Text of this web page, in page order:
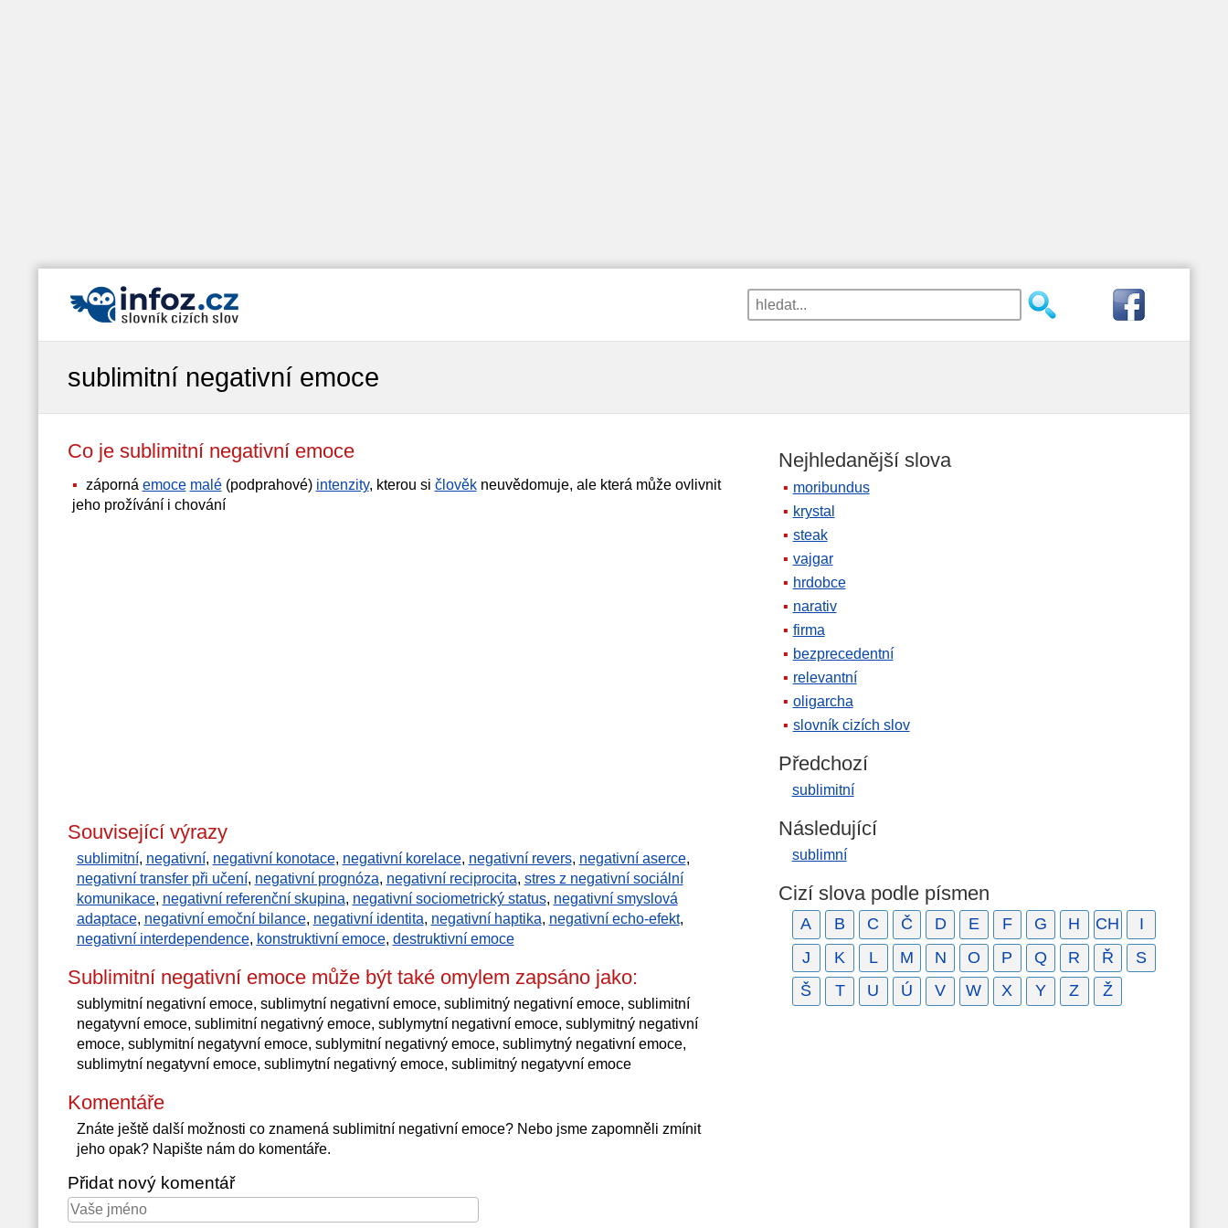
sublimitní negativní emoce
Co je sublimitní negativní emoce
záporná emoce malé(podprahové) intenzity, kterou si člověkneuvědomuje, ale která může ovlivnit
jeho prožívání i chování
Související výrazy
sublimitní, negativní, negativní konotace, negativní korelace, negativní revers, negativní aserce,
negativní transfer při učení, negativní prognóza, negativní reciprocita, stres z negativní sociální
komunikace, negativní referenční skupina, negativní sociometrický status, negativní smyslová
adaptace, negativní emoční bilance, negativní identita, negativní haptika, negativní echo-efekt,
negativní interdependence, konstruktivní emoce, destruktivní emoce
Sublimitní negativní emoce může být také omylem zapsáno jako:
sublymitní negativní emoce, sublimytní negativní emoce, sublimitný negativní emoce, sublimitní
negatyvní emoce, sublimitní negativný emoce, sublymytní negativní emoce, sublymitný negativní
emoce, sublymitní negatyvní emoce, sublymitní negativný emoce, sublimytný negativní emoce,
sublimytní negatyvní emoce, sublimytní negativný emoce, sublimitný negatyvní emoce
Komentáře
Znáte ještě další možnosti co znamená sublimitní negativní emoce? Nebo jsme zapomněli zmínit
jeho opak? Napište nám do komentáře.
Přidat nový komentář
Nejhledanější slova
moribundus
krystal
steak
vajgar
hrdobce
narativ
firma
bezprecedentní
relevantní
oligarcha
slovník cizích slov
Předchozí
sublimitní
Následující
sublimní
Cizí slova podle písmen
A B C Č D E F G H CH
I
J
K L M N O P Q R Ř
S
Š
T U Ú V W X Y Z Ž